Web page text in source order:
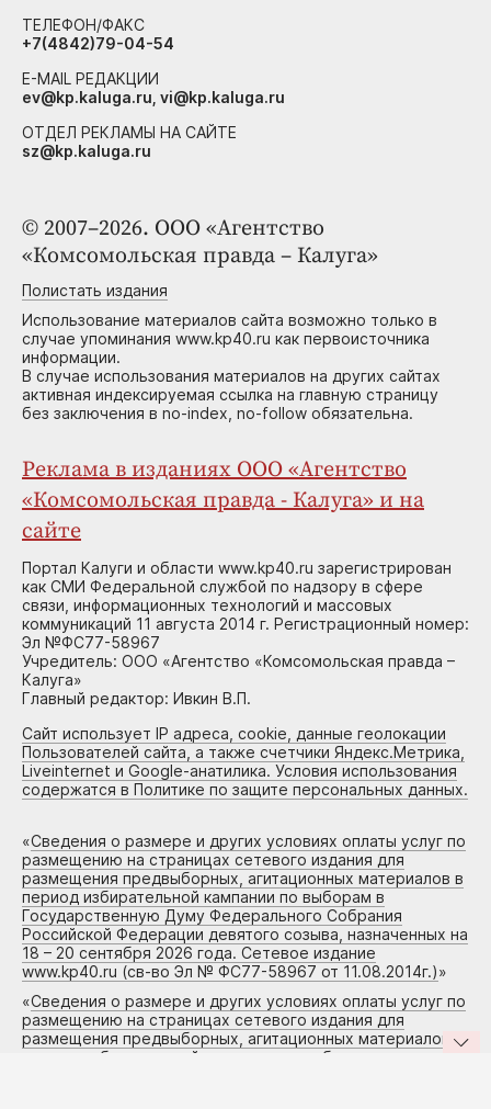
© 2007–2026. ООО «Агентство
«Комсомольская правда – Калуга»
Полистать издания
Использование материалов сайта возможно только в
случае упоминания www.kp40.ru как первоисточника
информации.
В случае использования материалов на других сайтах
активная индексируемая ссылка на главную страницу
без заключения в no-index, no-follow обязательна.
Реклама в изданиях ООО «Агентство
«Комсомольская правда - Калуга» и на
сайте
Портал Калуги и области www.kp40.ru зарегистрирован
как СМИ Федеральной службой по надзору в сфере
связи, информационных технологий и массовых
коммуникаций 11 августа 2014 г. Регистрационный номер:
Эл №ФС77-58967
Учредитель: ООО «Агентство «Комсомольская правда –
Калуга»
Главный редактор: Ивкин В.П.
Сайт использует IP адреса, cookie, данные геолокации
Пользователей сайта, а также счетчики Яндекс.Метрика,
Liveinternet и Google-анатилика. Условия использования
содержатся в Политике по защите персональных данных.
«Сведения о размере и других условиях оплаты услуг по
размещению на страницах сетевого издания для
размещения предвыборных, агитационных материалов в
период избирательной кампании по выборам в
Государственную Думу Федерального Собрания
Российской Федерации девятого созыва, назначенных на
18 – 20 сентября 2026 года. Сетевое издание
www.kp40.ru (св-во Эл № ФС77-58967 от 11.08.2014г.)»
«Сведения о размере и других условиях оплаты услуг по
размещению на страницах сетевого издания для
размещения предвыборных, агитационных материалов в
период избирательной кампании по выборам в
ТЕЛЕФОН/ФАКС
+7(4842)79-04-54
E-MAIL РЕДАКЦИИ
ev@kp.kaluga.ru, vi@kp.kaluga.ru
ОТДЕЛ РЕКЛАМЫ НА САЙТЕ
sz@kp.kaluga.ru